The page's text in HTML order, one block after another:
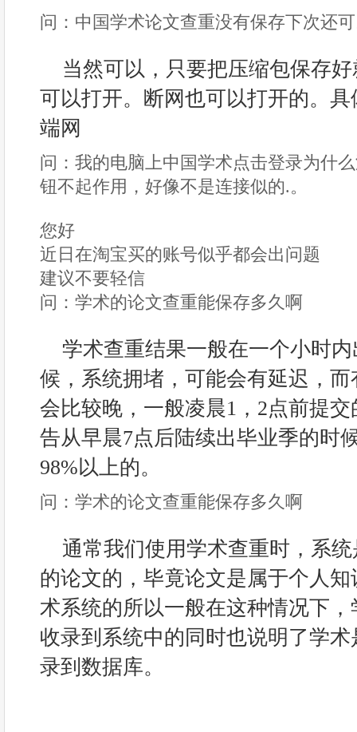
问：中国学术论文查重没有保存下次还
当然可以，只要把压缩包保存
可以打开。断网也可以打开的。
端网
问：我的电脑上中国学术点击登录为什
钮不起作用，好像不是连接似的.。
您好
近日在淘宝买的账号似乎都会出问题
建议不要轻信
问：学术的论文查重能保存多久啊
学术查重结果一般在一个小时
候，系统拥堵，可能会有延迟，
会比较晚，一般凌晨1，2点前提
告从早晨7点后陆续出毕业季的时
98%以上的。
问：学术的论文查重能保存多久啊
通常我们使用学术查重时，系
的论文的，毕竟论文是属于个人
术系统的所以一般在这种情况下
收录到系统中的同时也说明了学
录到数据库。